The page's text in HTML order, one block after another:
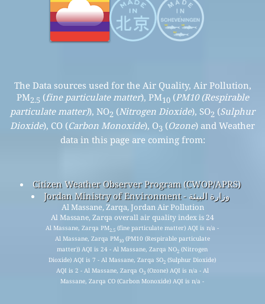
The Data sources used for the Air Quality, Air Pollution,
PM2.5 (fine particulate matter), PM10(PM10 (Respirable
particulate matter)), NO2 (Nitrogen Dioxide), SO2 (Sulphur
Dioxide), CO (Carbon Monoxide), O3 (Ozone) and Weather
data in this page are coming from:
Citizen Weather Observer Program (CWOP/APRS)
Jordan Ministry of Environment - وزارة البيئة
Al Massane, Zarqa, Jordan Air Pollution
Al Massane, Zarqa overall air quality index is 24
Al Massane, Zarqa PM2.5 (fine particulate matter) AQI is n/a -
Al Massane, Zarqa PM10(PM10 (Respirable particulate
matter)) AQI is 24 - Al Massane, Zarqa NO2 (Nitrogen
Dioxide) AQI is 7 - Al Massane, Zarqa SO2 (Sulphur Dioxide)
AQI is 2 - Al Massane, Zarqa O3(Ozone) AQI is n/a - Al
Massane, Zarqa CO (Carbon Monoxide) AQI is n/a -